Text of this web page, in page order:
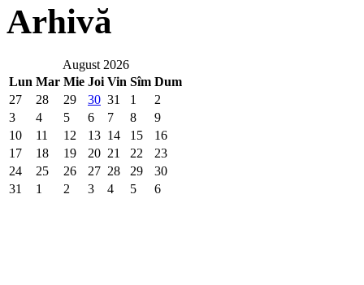
Arhivă
August 2026
Lun Mar Mie Joi Vin Sîm Dum
27
28 29 30 31 1
2
3
4 5 6 7 8
9
10
11 12 13 14 15
16
17
18 19 20 21 22
23
24
25 26 27 28 29
30
31
1 2 3 4 5 6